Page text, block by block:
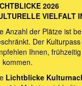
2026
VIELFALT
Anzahl der Plätze ist
Der
Ihnen,
kommen.
Lichtblicke